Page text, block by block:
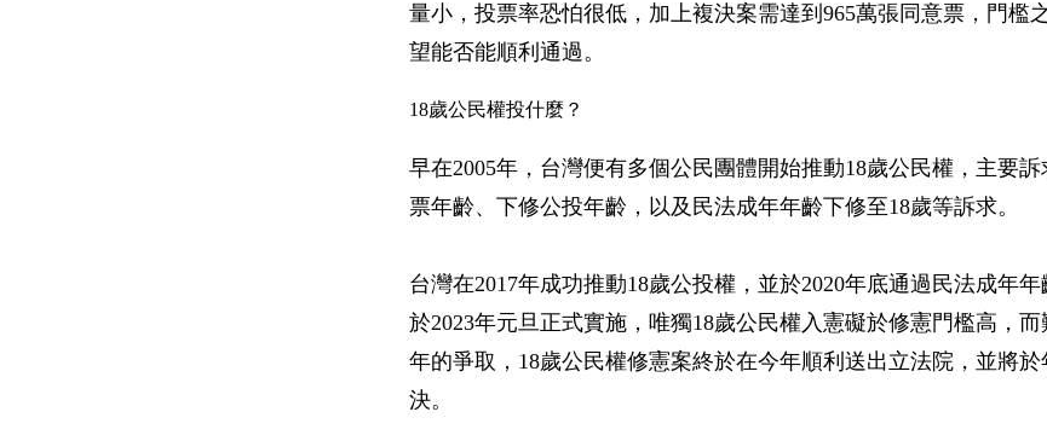
量小，投票率恐怕很低，加上複決案需達到965萬張同意票，門檻
望能否能順利通過。
18歲公民權投什麼？
早在2005年，台灣便有多個公民團體開始推動18歲公民權，主要
票年齡、下修公投年齡，以及民法成年年齡下修至18歲等訴求。
台灣在2017年成功推動18歲公投權，並於2020年底通過民法成年
於2023年元旦正式實施，唯獨18歲公民權入憲礙於修憲門檻高，
年的爭取，18歲公民權修憲案終於在今年順利送出立法院，並將
決。